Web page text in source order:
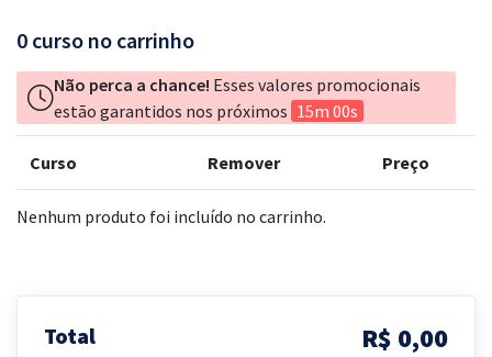
0 curso no carrinho
Não perca a chance! Esses valores promocionais
estão garantidos nos próximos 15m 00s
Curso Remover Preço
Nenhum produto foi incluído no carrinho.
Total R$ 0,00